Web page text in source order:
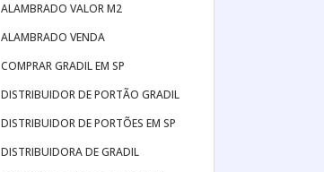
ALAMBRADO VALOR M2
ALAMBRADO VENDA
COMPRAR GRADIL EM SP
DISTRIBUIDOR DE PORTÃO GRADIL
DISTRIBUIDOR DE PORTÕES EM SP
DISTRIBUIDORA DE GRADIL